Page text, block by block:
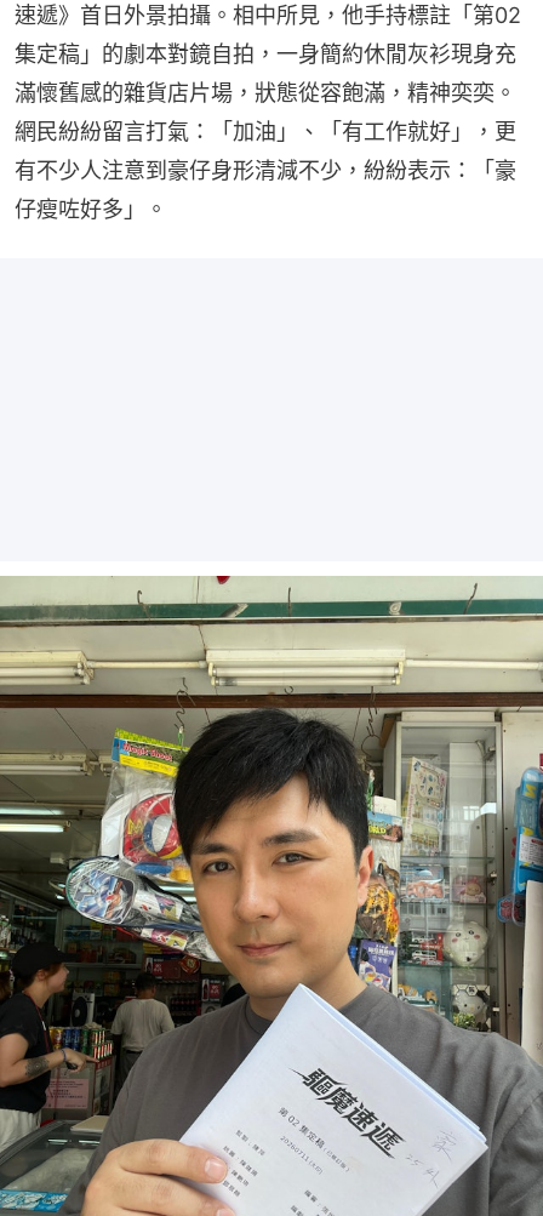
速遞》首日外景拍攝。相中所見，他手持標註「第02
集定稿」的劇本對鏡自拍，一身簡約休閒灰衫現身充
滿懷舊感的雜貨店片場，狀態從容飽滿，精神奕奕。
網民紛紛留言打氣：「加油」、「有工作就好」，更
有不少人注意到豪仔身形清減不少，紛紛表示：「豪
仔瘦咗好多」。